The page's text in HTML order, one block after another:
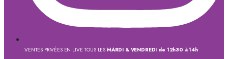
VENTES PRIVÉES EN LIVE TOUS LES MARDI & VENDREDI de 12h30 à 14h